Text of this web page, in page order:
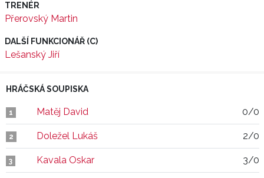
TRENÉR
Přerovský Martin
DALŠÍ FUNKCIONÁŘ (C)
Lešanský Jiří
HRÁČSKÁ SOUPISKA
1 Matěj David 0/0
2 Doležel Lukáš 2/0
3 Kavala Oskar 3/0